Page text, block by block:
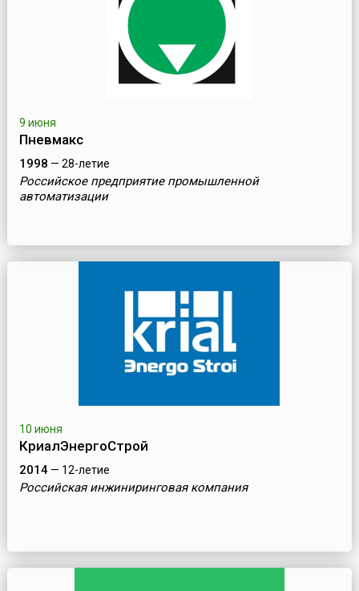
9 июня
Пневмакс
1998 — 28-летие
Российское предприятие промышленной
автоматизации
10 июня
КриалЭнергоСтрой
2014— 12-летие
Российская инжиниринговая компания